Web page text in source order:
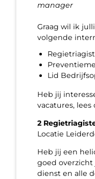
manager
Graag wil ik
volgende
Regietriagist
Lid
Heb jij
vacatures,
2
Locatie
Heb jij een
goed
dienst en alle